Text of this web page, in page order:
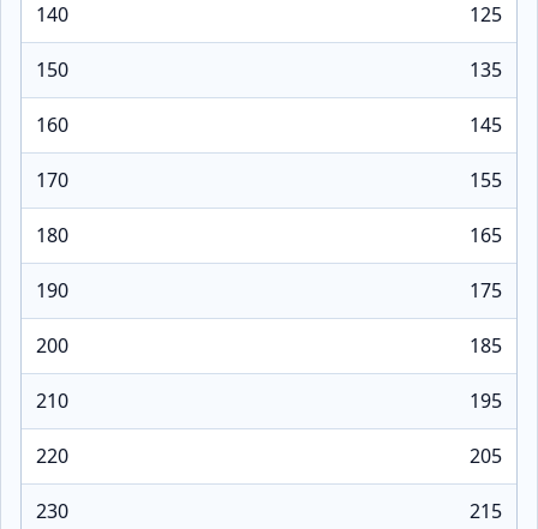
140 125
150 135
160 145
170 155
180 165
190 175
200 185
210 195
220 205
230 215